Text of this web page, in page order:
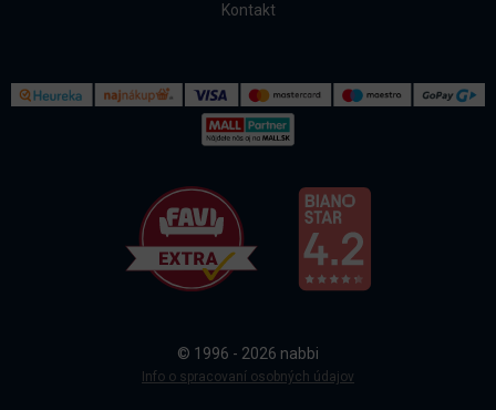
Doprava a platba
Kontakt
© 1996 - 2026 nabbi
Info o spracovaní osobných údajov